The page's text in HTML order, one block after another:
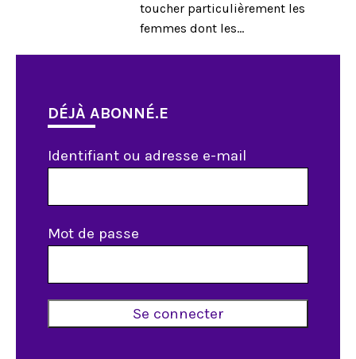
toucher particulièrement les
femmes dont les...
DÉJÀ ABONNÉ.E
Identifiant ou adresse e-mail
Mot de passe